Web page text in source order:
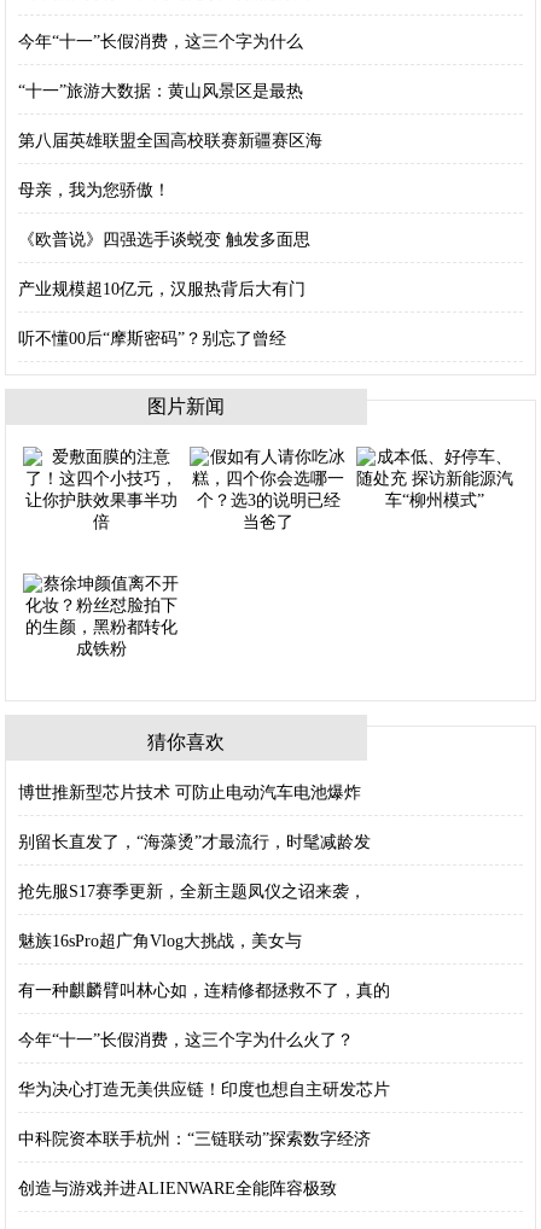
今年“十一”长假消费，这三个字为什么
“十一”旅游大数据：黄山风景区是最热
第八届英雄联盟全国高校联赛新疆赛区海
母亲，我为您骄傲！
《欧普说》四强选手谈蜕变 触发多面思
产业规模超10亿元，汉服热背后大有门
听不懂00后“摩斯密码”？别忘了曾经
图片新闻
猜你喜欢
博世推新型芯片技术 可防止电动汽车电池爆炸
别留长直发了，“海藻烫”才最流行，时髦减龄发
抢先服S17赛季更新，全新主题凤仪之诏来袭，
魅族16sPro超广角Vlog大挑战，美女与
有一种麒麟臂叫林心如，连精修都拯救不了，真的
今年“十一”长假消费，这三个字为什么火了？
华为决心打造无美供应链！印度也想自主研发芯片
中科院资本联手杭州：“三链联动”探索数字经济
创造与游戏并进ALIENWARE全能阵容极致